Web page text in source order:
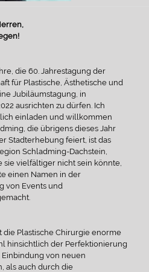
die 60. Jahrestagung der
für Plastische, Ästhetische und
Jubiläumstagung, in
ausrichten zu dürfen. Ich
einladen und willkommen
die übrigens dieses Jahr
Stadterhebung feiert, ist das
Schladming-Dachstein,
vielfältiger nicht sein könnte,
einen Namen in der
von Events und
die Plastische Chirurgie enorme
hinsichtlich der Perfektionierung
von neuen
als auch durch die